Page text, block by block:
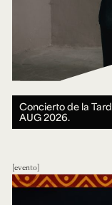
Concierto de la
AUG 2026.
evento